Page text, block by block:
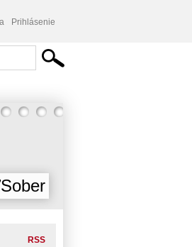
Prihlásenie
RSS